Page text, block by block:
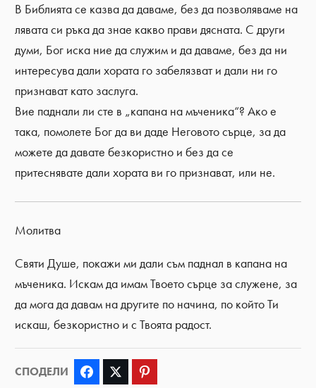
В Библията се казва да даваме, без да позволяваме на
лявата си ръка да знае какво прави дясната. С други
думи, Бог иска ние да служим и да даваме, без да ни
интересува дали хората го забелязват и дали ни го
признават като заслуга.
Вие паднали ли сте в „капана на мъченика“? Ако е
така, помолете Бог да ви даде Неговото сърце, за да
можете да давате безкористно и без да се
притеснявате дали хората ви го признават, или не.
Молитва
Святи Душе, покажи ми дали съм паднал в капана на
мъченика. Искам да имам Твоето сърце за служене, за
да мога да давам на другите по начина, по който Ти
искаш, безкористно и с Твоята радост.
СПОДЕЛИ Facebook Twitter